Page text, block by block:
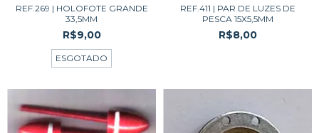
REF.269 | HOLOFOTE GRANDE
33,5MM
R$9,00
ESGOTADO
REF.411 | PAR DE LUZES DE
PESCA 15X5,5MM
R$8,00